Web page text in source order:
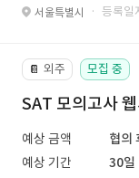
서울특별시 · 등록일
📔 외주 모집 중
SAT 모의고사
예상 금액
협의
예상 기간
30일